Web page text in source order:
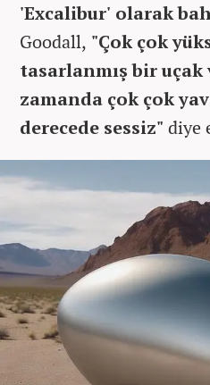
'Excalibur' olarak
Goodall, "Çok çok
tasarlanmış bir uçak
zamanda çok çok
derecede sessiz" diye